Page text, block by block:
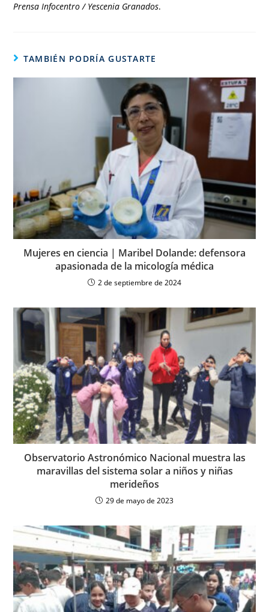
Prensa Infocentro / Yescenia Granados.
TAMBIÉN PODRÍA GUSTARTE
Mujeres en ciencia | Maribel Dolande: defensora
apasionada de la micología médica
2 de septiembre de 2024
Observatorio Astronómico Nacional muestra las
maravillas del sistema solar a niños y niñas
merideños
29 de mayo de 2023